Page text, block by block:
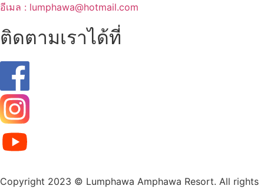
อีเมล : lumphawa@hotmail.com
ติดตามเราได้ที่
Copyright 2023 © Lumphawa Amphawa Resort. All rights